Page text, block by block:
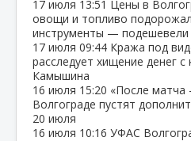
17 июля 13:51 Цены в
овощи и топливо
инструменты — подешевели
17 июля 09:44 Кража под
расследует хищение денег
Камышина
16 июля 15:20 «После
Волгограде пустят
20 июля
16 июля 10:16 УФАС